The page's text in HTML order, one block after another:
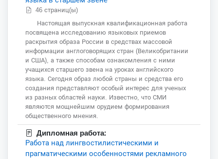
46 страниц(ы)
Настоящая выпускная квалификационная работа
посвящена исследованию языковых приемов
раскрытия образа России в средствах массовой
информации англоговорящих стран (Великобритании
и США), а также способам ознакомления с ними
учащихся старшего звена на уроках английского
языка. Сегодня образ любой страны и средства его
создания представляют особый интерес для ученых
из разных областей науки. Известно, что СМИ
являются мощнейшим орудием формирования
общественного мнения.
Дипломная работа:
Работа над лингвостилистическими и
прагматическими особенностями рекламного